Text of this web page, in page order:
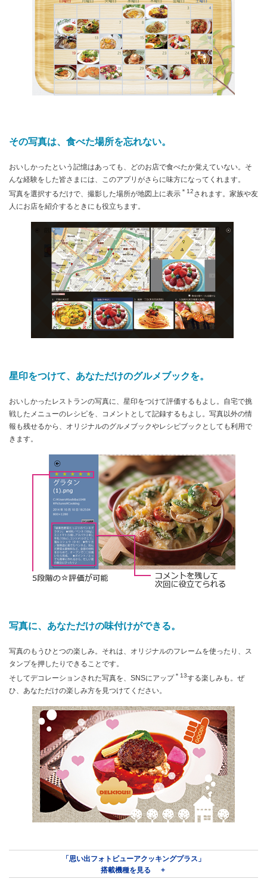
その写真は、食べた場所を忘れない。
おいしかったという記憶はあっても、どのお店で食べたか覚えていない。そ
んな経験をした皆さまには、このアプリがさらに味方になってくれます。
写真を選択するだけで、撮影した場所が地図上に表示 ＊12されます。家族や友
人にお店を紹介するときにも役立ちます。
星印をつけて、あなただけのグルメブックを。
おいしかったレストランの写真に、星印をつけて評価するもよし。自宅で挑
戦したメニューのレシピを、コメントとして記録するもよし。写真以外の情
報も残せるから、オリジナルのグルメブックやレシピブックとしても利用で
きます。
写真に、あなただけの味付けができる。
写真のもうひとつの楽しみ。それは、オリジナルのフレームを使ったり、ス
タンプを押したりできることです。
そしてデコレーションされた写真を、SNSにアップ＊13する楽しみも。ぜ
ひ、あなただけの楽しみ方を見つけてください。
「思い出フォトビューアクッキングプラス」
搭載機種を見る